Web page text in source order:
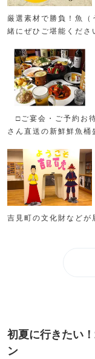
厳選素材で勝負！魚
緒にぜひご堪能くだ
□ご宴会・ご予約お
さん直送の新鮮鮮魚
吉見町の文化財などが
初夏に行きたい
ン